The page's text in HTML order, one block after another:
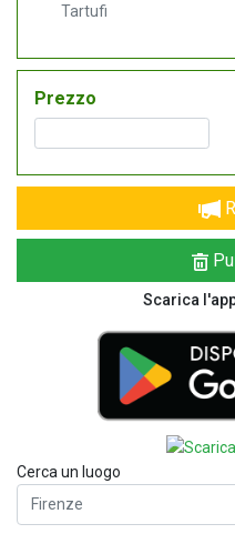
Tartufi
Prezzo
Scarica
Cerca un luogo